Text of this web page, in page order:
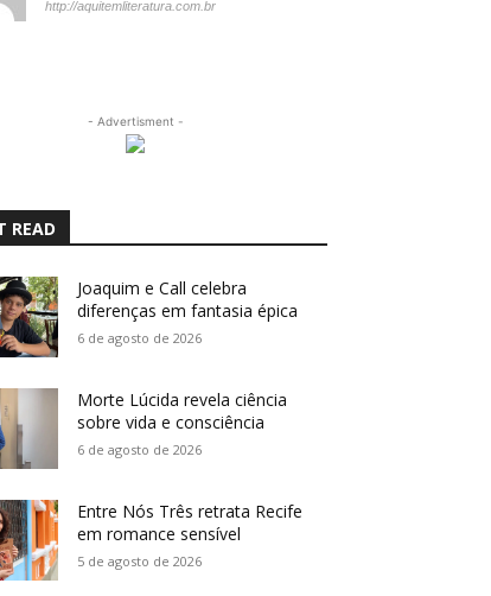
http://aquitemliteratura.com.br
- Advertisment -
READ
Joaquim e Call celebra
diferenças em fantasia épica
6 de agosto de 2026
Morte Lúcida revela ciência
sobre vida e consciência
6 de agosto de 2026
Entre Nós Três retrata Recife
em romance sensível
5 de agosto de 2026